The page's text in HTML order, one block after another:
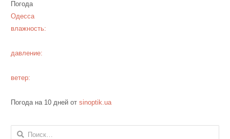
Погода
Одесса
влажность:
давление:
ветер:
Погода на 10 дней от sinoptik.ua
Найти: